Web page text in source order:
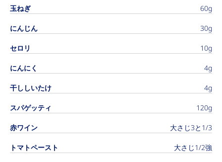
玉ねぎ
60g
にんじん
30g
セロリ
10g
にんにく
4g
干ししいたけ
4g
スパゲッティ
120g
赤ワイン
大さじ3と1/3
トマトペースト
大さじ1/2強